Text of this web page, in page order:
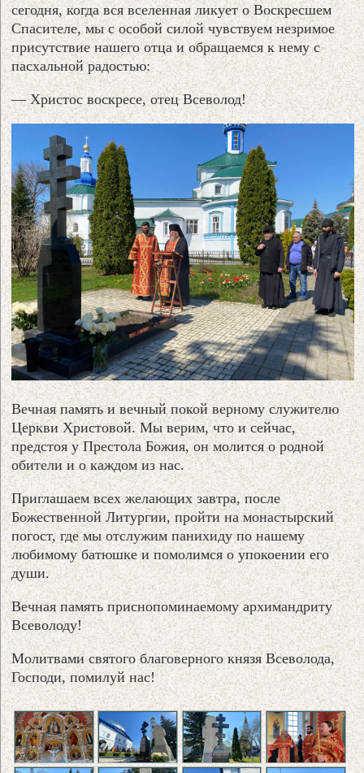
сегодня, когда вся вселенная ликует о Воскресшем
Спасителе, мы с особой силой чувствуем незримое
присутствие нашего отца и обращаемся к нему с
пасхальной радостью:
— Христос воскресе, отец Всеволод!
Вечная память и вечный покой верному служителю
Церкви Христовой. Мы верим, что и сейчас,
предстоя у Престола Божия, он молится о родной
обители и о каждом из нас.
Приглашаем всех желающих завтра, после
Божественной Литургии, пройти на монастырский
погост, где мы отслужим панихиду по нашему
любимому батюшке и помолимся о упокоении его
души.
Вечная память приснопоминаемому архимандриту
Всеволоду!
Молитвами святого благоверного князя Всеволода,
Господи, помилуй нас!